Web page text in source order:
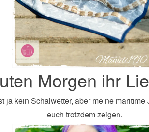
Morgen ihr
ja kein Schalwetter, aber meine maritime
euch trotzdem zeigen.